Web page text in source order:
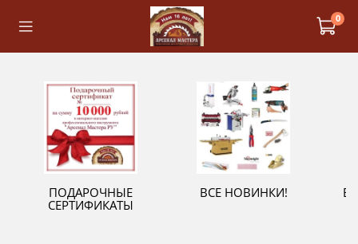
0
ПОДАРОЧНЫЕ
СЕРТИФИКАТЫ
ВСЕ НОВИНКИ!